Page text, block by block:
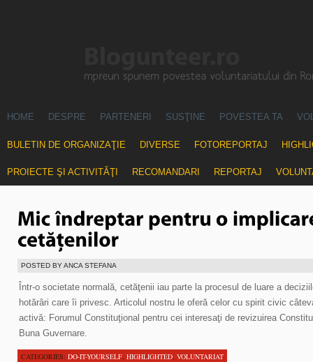
HOME DESPRE PARTENERI SUSŢINE POVESTEA TA
BULETIN DE ORGANIZAŢIE DIVERSE FOTOREPORTAJ
PROIECTE ŞI ACTIVITĂŢI RECOMANDARI REPORTAJ
POSTED BY ANCA STEFANA
Într-o societate normală, cetăţenii iau parte la procesul de luare a
hotărâri care îi privesc. Articolul nostru le oferă celor cu spirit civic
activă: Forumul Constituţional pentru cei interesaţi de revizuirea
Buna Guvernare.
CATEGORIES: DO-IT-YOURSELF, HIGHLIGHTED, VOLUNTARIAT